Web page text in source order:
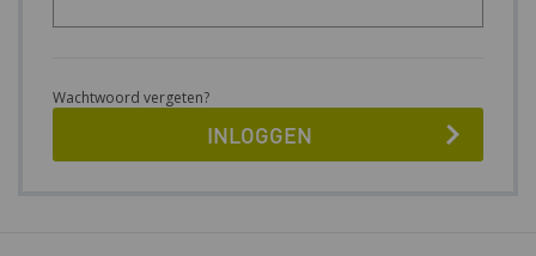
Wachtwoord vergeten?